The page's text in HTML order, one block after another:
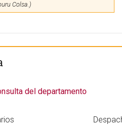
Colsa.)
del departamento